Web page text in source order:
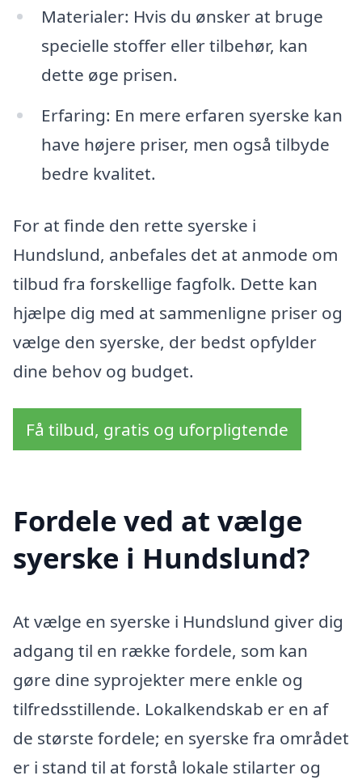
Materialer: Hvis du ønsker at bruge
specielle stoffer eller tilbehør, kan
dette øge prisen.
Erfaring: En mere erfaren syerske kan
have højere priser, men også tilbyde
bedre kvalitet.
For at finde den rette syerske i
Hundslund, anbefales det at anmode om
tilbud fra forskellige fagfolk. Dette kan
hjælpe dig med at sammenligne priser og
vælge den syerske, der bedst opfylder
dine behov og budget.
Få tilbud, gratis og uforpligtende
Fordele ved at vælge
syerske i Hundslund?
At vælge en syerske i Hundslund giver dig
adgang til en række fordele, som kan
gøre dine syprojekter mere enkle og
tilfredsstillende. Lokalkendskab er en af
de største fordele; en syerske fra området
er i stand til at forstå lokale stilarter og